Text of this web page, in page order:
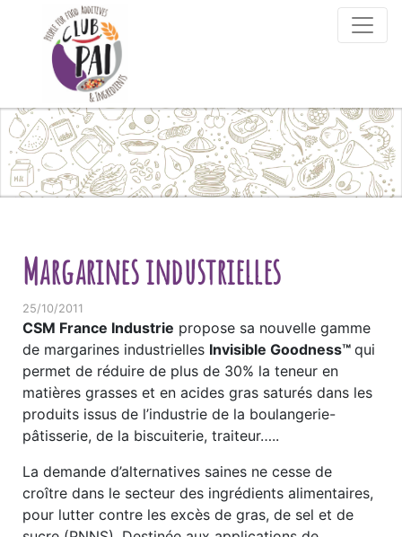
Skip to content
Margarines industrielles
25/10/2011
CSM France Industrie propose sa nouvelle gamme
de margarines industrielles Invisible Goodness™ qui
permet de réduire de plus de 30% la teneur en
matières grasses et en acides gras saturés dans les
produits issus de l’industrie de la boulangerie-
pâtisserie, de la biscuiterie, traiteur…..
La demande d’alternatives saines ne cesse de
croître dans le secteur des ingrédients alimentaires,
pour lutter contre les excès de gras, de sel et de